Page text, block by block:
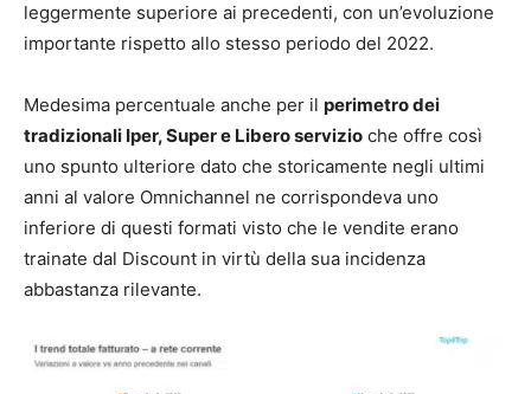
leggermente superiore ai precedenti, con un’evoluzione
importante rispetto allo stesso periodo del 2022.
Medesima percentuale anche per il perimetro dei
tradizionali Iper, Super e Libero servizio che offre così
uno spunto ulteriore dato che storicamente negli ultimi
anni al valore Omnichannel ne corrispondeva uno
inferiore di questi formati visto che le vendite erano
trainate dal Discount in virtù della sua incidenza
abbastanza rilevante.